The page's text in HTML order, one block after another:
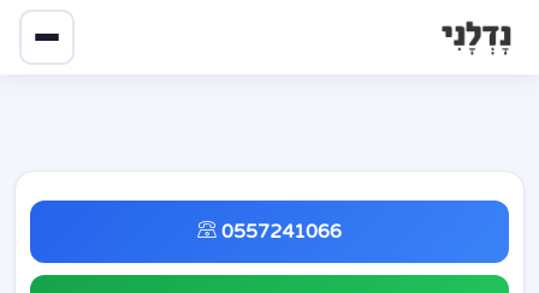
0557241066